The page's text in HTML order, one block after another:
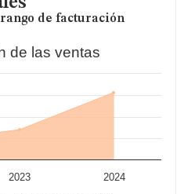
de facturación
de las ventas
2023 2024